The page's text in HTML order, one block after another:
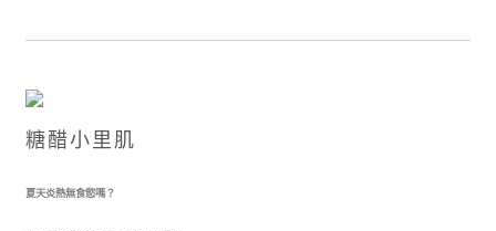
糖醋小里肌
夏天炎熱無食慾嗎？